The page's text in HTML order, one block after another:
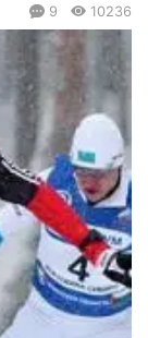
9 10236